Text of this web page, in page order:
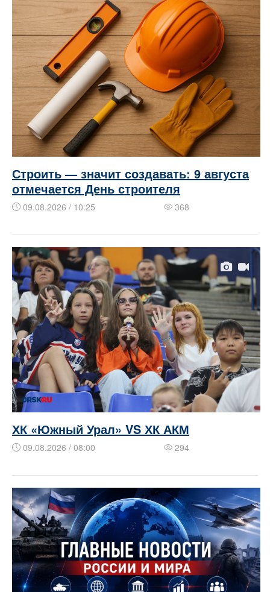
Строить — значит создавать: 9 августа
отмечается День строителя
09.08.2026 / 10:25 368
ХК «Южный Урал» VS ХК АКМ
09.08.2026 / 08:00 294